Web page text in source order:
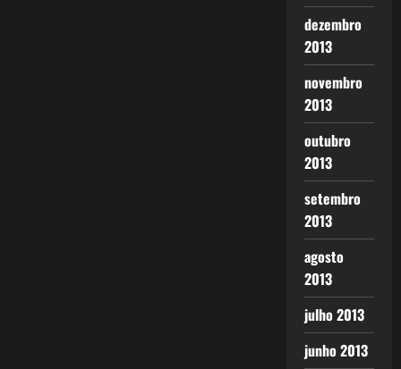
dezembro
2013
novembro
2013
outubro
2013
setembro
2013
agosto
2013
julho 2013
junho 2013